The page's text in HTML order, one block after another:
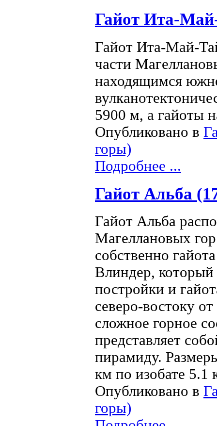
Гайот Ита-
Гайот Ита-Май-
части
находящимся
5900 м, а гайоты
Опубликовано в
горы)
Подробнее ...
Гайот Альба
Гайот Альба
Магеллановых
собственно
Влиндер, который
постройки и
северо-востоку
сложное горное
представляет
пирамиду.
км по изобате 5.1
Опубликовано в
горы)